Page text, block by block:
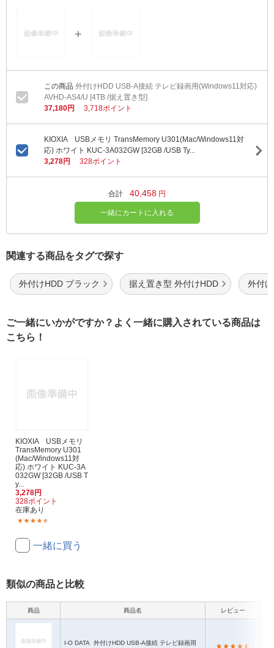
外付けHDD USB-A接続 テレビ録画用(Windows11対応)
AVHD-AS4/U [4TB /据え置き型]
37,180円
3,718ポイント
KIOXIA USBメモリ TransMemory U301(Mac/Windows11対
応) ホワイト KUC-3A032GW [32GB /USB Ty...
3,278円
328ポイント
合計 40,458 円
一緒にカートに入れる
関連する商品をタグで探す
外付けHDD ブラック 据え置き型 外付けHDD 外付
ご一緒にいかがですか？よく一緒に購入されている商品は
こちら！
KIOXIA USBメモリ
TransMemory U301
(Mac/Windows11対
応) ホワイト KUC-3A
032GW [32GB /USB T
y...
3,278円
328ポイント
在庫あり
一緒に買う
類似の商品と比較
商品 商品名 レビュー
I-O DATA